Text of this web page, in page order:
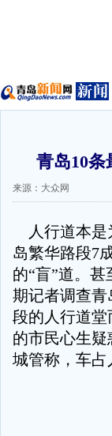
青岛10
来源：大众网
人行道本是
岛繁华路段7
的“盲”道。
期记者调查
段的人行道
的市民心生
城管称，车